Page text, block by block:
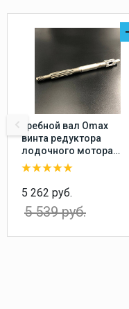
Гребной вал Omax
винта редуктора
лодочного мотора
Yamaha 20-30, F20-25
5 262 руб.
5 539 руб.